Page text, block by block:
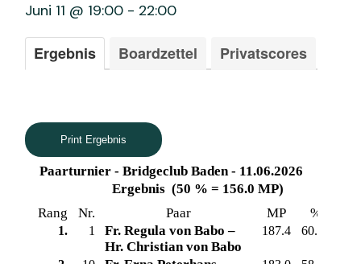
Juni 11 @ 19:00 - 22:00
Ergebnis Boardzettel Privatscores
Print Ergebnis